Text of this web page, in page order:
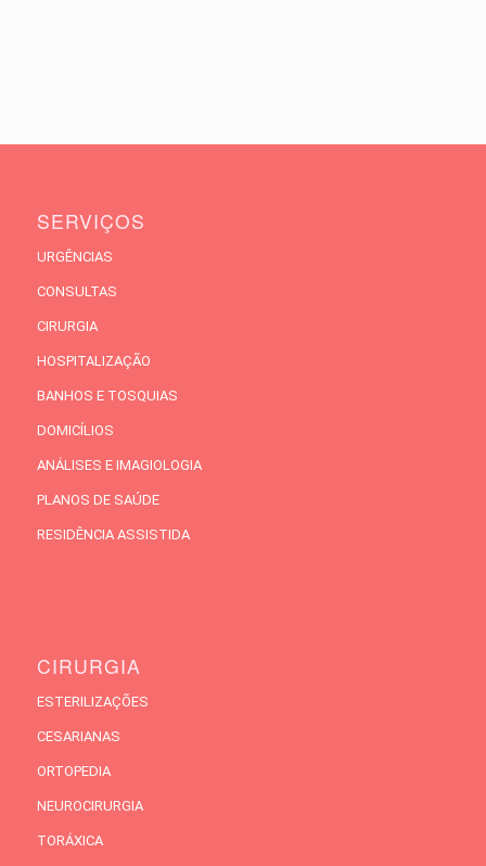
SERVIÇOS
URGÊNCIAS
CONSULTAS
CIRURGIA
HOSPITALIZAÇÃO
BANHOS E TOSQUIAS
DOMICÍLIOS
ANÁLISES E IMAGIOLOGIA
PLANOS DE SAÚDE
RESIDÊNCIA ASSISTIDA
CIRURGIA
ESTERILIZAÇÕES
CESARIANAS
ORTOPEDIA
NEUROCIRURGIA
TORÁXICA